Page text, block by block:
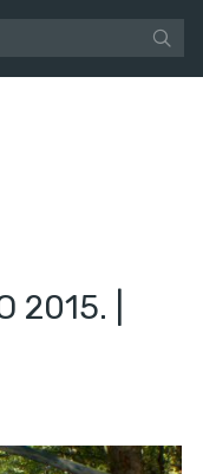
2015. |